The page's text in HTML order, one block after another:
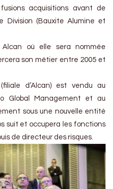
acquisitions avant de
Division (Bauxite Alumine et
où elle sera nommée
son métier entre 2005 et
(filiale d’Alcan) est vendu au
Global Management et au
sous une nouvelle entité
suit et occupera les fonctions
de directeur des risques.